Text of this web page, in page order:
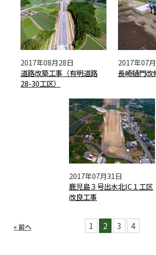
2017年08月28日
道路改築工事（有明道路
28-30工区）
2017年07
長崎樋門改
2017年07月31日
鹿児島３号出水北IC１工区
改良工事
« 前へ 1 2 3 4